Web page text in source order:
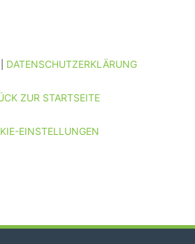
DATENSCHUTZERKLÄRUNG
ZUR STARTSEITE
EINSTELLUNGEN